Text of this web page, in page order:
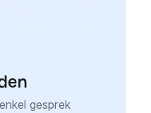
gesprek